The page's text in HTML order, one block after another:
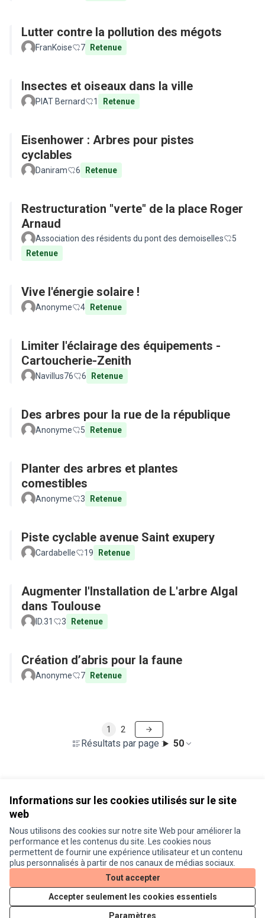
Informations sur les cookies utilisés sur le site
web
Nous utilisons des cookies sur notre site Web pour améliorer la
performance et les contenus du site. Les cookies nous
permettent de fournir une expérience utilisateur et un contenu
plus personnalisés à partir de nos canaux de médias sociaux.
Tout accepter
Accepter seulement les cookies essentiels
Paramètres
Lutter contre la pollution des mégots
FranKoise 7 Retenue
Insectes et oiseaux dans la ville
PIAT Bernard 1 Retenue
Eisenhower : Arbres pour pistes
cyclables
Daniram 6 Retenue
Restructuration "verte" de la place Roger
Arnaud
Association des résidents du pont des demoiselles
5
Retenue
Vive l'énergie solaire !
Anonyme 4 Retenue
Limiter l'éclairage des équipements -
Cartoucherie-Zenith
Navillus76 6 Retenue
Des arbres pour la rue de la république
Anonyme 5 Retenue
Planter des arbres et plantes
comestibles
Anonyme 3 Retenue
Piste cyclable avenue Saint exupery
Cardabelle 19 Retenue
Augmenter l'Installation de L'arbre Algal
dans Toulouse
ID.31 3 Retenue
Création d’abris pour la faune
Anonyme 7 Retenue
Résultats par page : 50
1 2
Conditions d'utilisation
Paramètres des cookies
Je participe ! sur X
(Lien externe)
Je participe ! sur Facebook
Je participe ! sur Instagram
Licence
(Lien